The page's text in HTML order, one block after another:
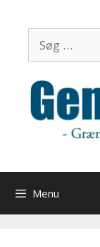
indhold
efter:
Menu